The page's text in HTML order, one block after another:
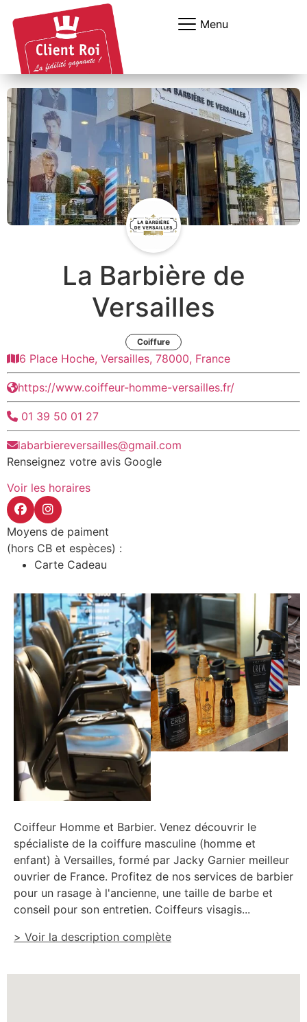
Menu
La Barbière de
Versailles
Coiffure
6 Place Hoche, Versailles, 78000, France
https://www.coiffeur-homme-versailles.fr/
01 39 50 01 27
labarbiereversailles@gmail.com
Renseignez votre avis Google
Voir les horaires
Moyens de paiment
(hors CB et espèces) :
Carte Cadeau
Coiffeur Homme et Barbier. Venez découvrir le
spécialiste de la coiffure masculine (homme et
enfant) à Versailles, formé par Jacky Garnier meilleur
ouvrier de France. Profitez de nos services de barbier
pour un rasage à l'ancienne, une taille de barbe et
conseil pour son entretien. Coiffeurs visagis...
> Voir la description complète
Panneau de gestion des cookies